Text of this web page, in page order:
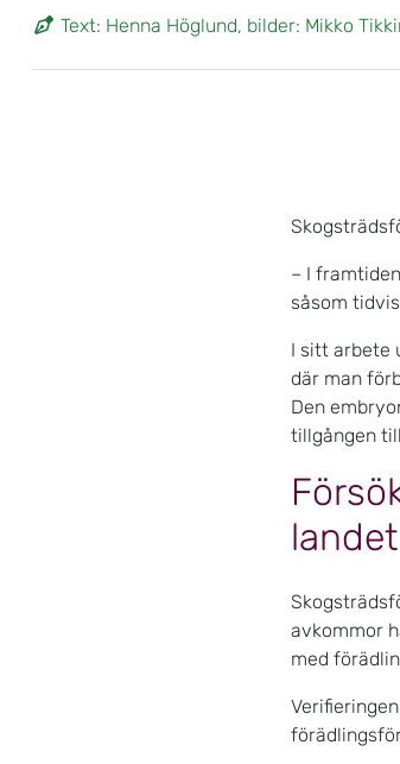
Text: Henna Höglund, bilder: Mikko
– I
såsom
I sitt arbete
där man
Den
tillgången
landet
avkommor
med